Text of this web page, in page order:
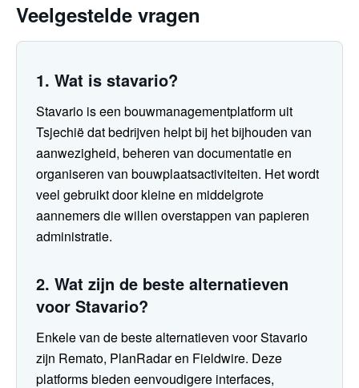
Veelgestelde vragen
1. Wat is stavario?
Stavario is een bouwmanagementplatform uit
Tsjechië dat bedrijven helpt bij het bijhouden van
aanwezigheid, beheren van documentatie en
organiseren van bouwplaatsactiviteiten. Het wordt
veel gebruikt door kleine en middelgrote
aannemers die willen overstappen van papieren
administratie.
2. Wat zijn de beste alternatieven
voor Stavario?
Enkele van de beste alternatieven voor Stavario
zijn Remato, PlanRadar en Fieldwire. Deze
platforms bieden eenvoudigere interfaces,